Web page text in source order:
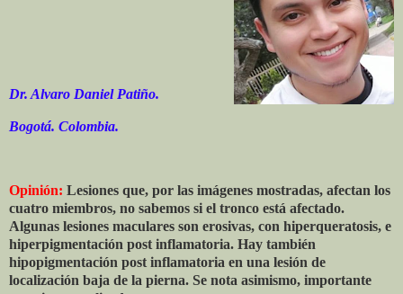
Dr. Alvaro Daniel Patiño.
Bogotá. Colombia.
Opinión: Lesiones que, por las imágenes mostradas, afectan los
cuatro miembros, no sabemos si el tronco está afectado.
Algunas lesiones maculares son erosivas, con hiperqueratosis, e
hiperpigmentación post inflamatoria. Hay también
hipopigmentación post inflamatoria en una lesión de
localización baja de la pierna. Se nota asimismo, importante